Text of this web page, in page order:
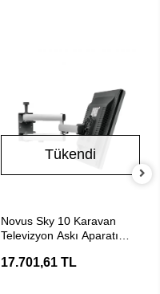
Tükendi
Novus Sky 10 Karavan
Televizyon Askı Aparatı
17.701,61 TL